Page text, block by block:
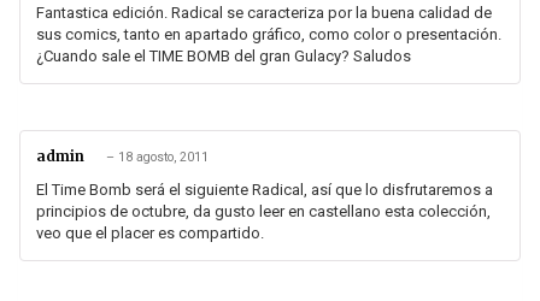
Fantastica edición. Radical se caracteriza por la buena calidad de
sus comics, tanto en apartado gráfico, como color o presentación.
¿Cuando sale el TIME BOMB del gran Gulacy? Saludos
admin – 18 agosto, 2011
El Time Bomb será el siguiente Radical, así que lo disfrutaremos a
principios de octubre, da gusto leer en castellano esta colección,
veo que el placer es compartido.